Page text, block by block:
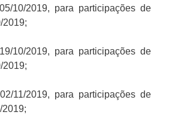
10/2019, para participações de
2019;
10/2019, para participações de
2019;
11/2019, para participações de
2019;